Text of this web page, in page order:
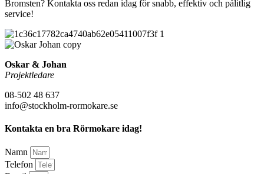
Bromsten? Kontakta oss redan idag för snabb, effektiv och pålitlig
service!
Oskar & Johan
Projektledare
08-502 48 637
info@stockholm-rormokare.se
Kontakta en bra Rörmokare idag!
Namn
Telefon